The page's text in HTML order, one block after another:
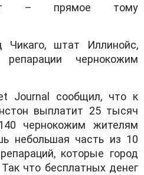
– прямое тому
Чикаго, штат Иллинойс,
чернокожим
Journal сообщил, что к
выплатит 25 тысяч
чернокожим жителям
небольшая часть из 10
которые город
что бесплатных денег